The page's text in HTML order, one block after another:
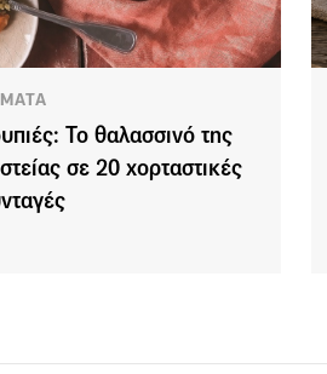
Το θαλασσινό της
σε 20 χορταστικές